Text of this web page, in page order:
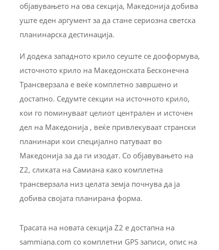
објавувањето на ова секција, Македонија добива
уште еден аргумент за да стане сериозна светска
планинарска дестинација.
И додека западното крило сеуште се дооформува,
источното крило на Македонската Бесконечна
Трансверзала е веќе комплетно завршено и
достапно. Седумте секции на источното крило,
кои го поминуваат целиот централен и источен
дел на Македонија , веќе привлекуваат странски
планинари кои специјално патуваат во
Македонија за да ги изодат. Со објавувањето на
Z2, сликата на Самиана како комплетна
трансверзала низ целата земја почнува да ја
добива својата планирана форма.
Трасата на новата секција Z2 е достапна на
sammiana.com со комплетни GPS записи, опис на